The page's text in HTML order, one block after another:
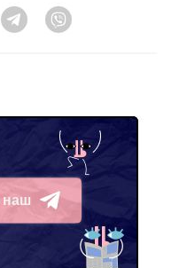
TelegramViber
наш